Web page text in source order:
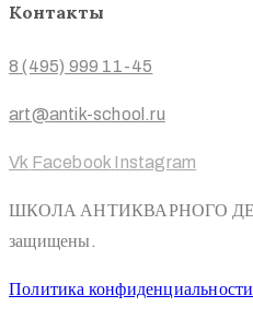
Контакты
8 (495) 999 11-45
art@antik-school.ru
Vk Facebook Instagram
ШКОЛА АНТИКВАРНОГО
защищены.
Политика конфиденциальности